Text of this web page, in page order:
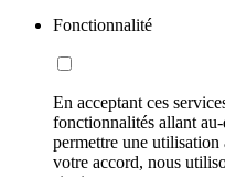
Fonctionnalité
En acceptant ces
fonctionnalités allant
permettre une utilisation
votre accord, nous